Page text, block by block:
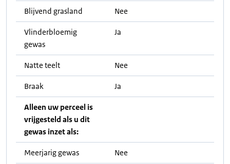
Blijvend grasland Nee
Vlinderbloemig
gewas
Ja
Natte teelt Nee
Braak Ja
Alleen uw perceel is
vrijgesteld als u dit
gewas inzet als:
Meerjarig gewas Nee